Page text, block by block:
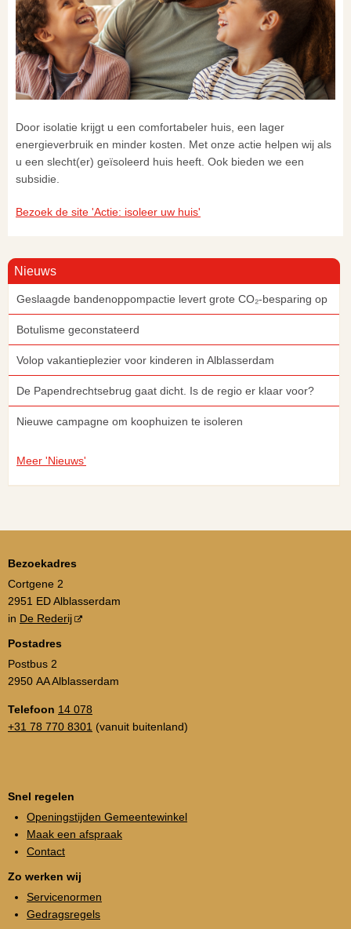
Door isolatie krijgt u een comfortabeler huis, een lager
energieverbruik en minder kosten. Met onze actie helpen wij als
u een slecht(er) geïsoleerd huis heeft. Ook bieden we een
subsidie.
Bezoek de site 'Actie: isoleer uw huis'
Nieuws
Geslaagde bandenoppompactie levert grote CO₂-besparing op
Botulisme geconstateerd
Volop vakantieplezier voor kinderen in Alblasserdam
De Papendrechtsebrug gaat dicht. Is de regio er klaar voor?
Nieuwe campagne om koophuizen te isoleren
Meer 'Nieuws'
Bezoekadres
Cortgene 2
2951 ED Alblasserdam
in De Rederij
Postadres
Postbus 2
2950 AA Alblasserdam
Telefoon 14 078
+31 78 770 8301 (vanuit buitenland)
Snel regelen
Openingstijden Gemeentewinkel
Maak een afspraak
Contact
Zo werken wij
Servicenormen
Gedragsregels